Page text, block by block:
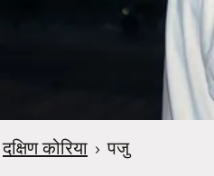
दक्षिण कोरिया › पजु